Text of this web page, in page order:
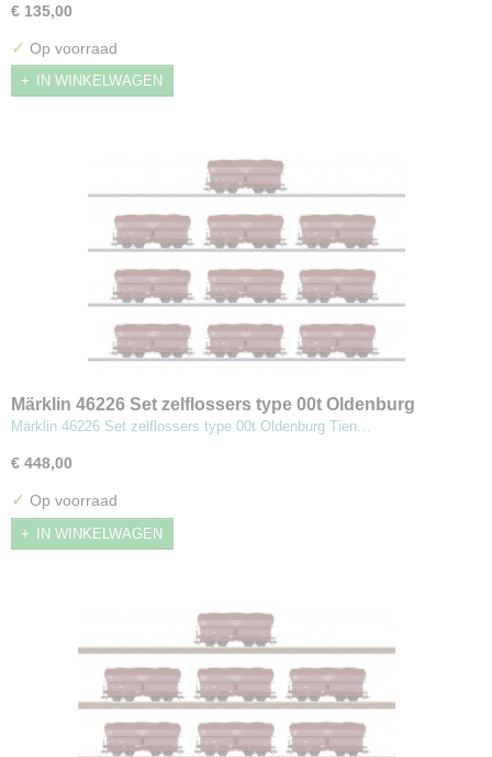
€ 135,00
✓ Op voorraad
IN WINKELWAGEN
Märklin 46226 Set zelflossers type 00t Oldenburg
Märklin 46226 Set zelflossers type 00t Oldenburg Tien…
€ 448,00
✓ Op voorraad
IN WINKELWAGEN